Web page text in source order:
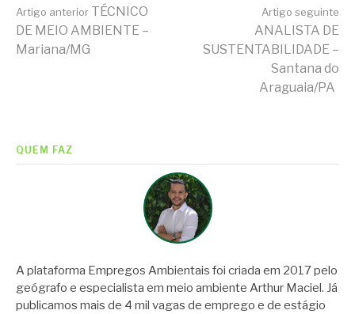
Continue
Artigo anterior TÉCNICO
DE MEIO AMBIENTE –
Mariana/MG
Artigo seguinte
ANALISTA DE
SUSTENTABILIDADE –
Santana do
Araguaia/PA
QUEM FAZ
A plataforma Empregos Ambientais foi criada em 2017 pelo
geógrafo e especialista em meio ambiente Arthur Maciel. Já
publicamos mais de 4 mil vagas de emprego e de estágio